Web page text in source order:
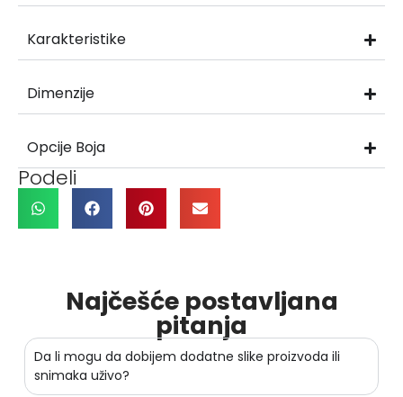
Karakteristike
Dimenzije
Opcije Boja
Podeli
Najčešće postavljana
pitanja
Da li mogu da dobijem dodatne slike proizvoda ili
snimaka uživo?